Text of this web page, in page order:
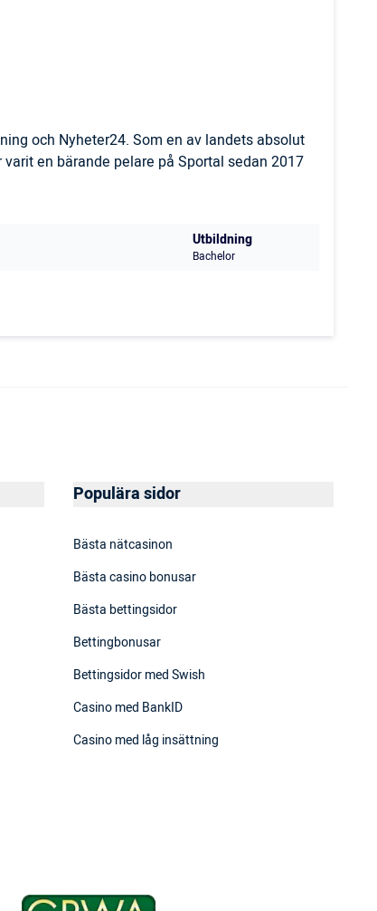
och Nyheter24. Som en av landets absolut
en bärande pelare på Sportal sedan 2017
Utbildning
Bachelor
Populära sidor
Bästa nätcasinon
Bästa casino bonusar
Bästa bettingsidor
Bettingbonusar
Bettingsidor med Swish
Casino med BankID
Casino med låg insättning